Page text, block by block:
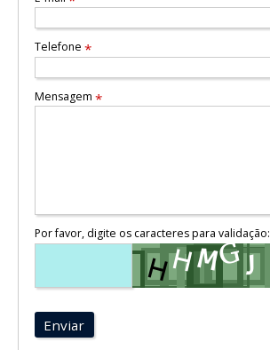
Telefone *
Mensagem *
Por favor, digite os caracteres para validação:
Enviar